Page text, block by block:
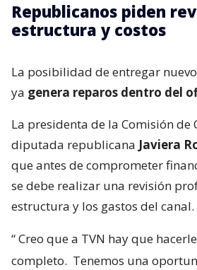
Republicanos piden
estructura y costos
La posibilidad de entregar
ya genera reparos dentro del
La presidenta de la Comisión de
diputada republicana Javiera
que antes de comprometer
se debe realizar una revisión
estructura y los gastos del canal.
“Creo que a TVN hay que
completo. Tenemos una